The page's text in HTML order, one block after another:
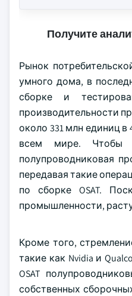
Получите
Рынок
умного дома, в
сборке и
производительности
около 331 млн единиц
всем мире. Чтобы
полупроводниковая
передавая такие
по сборке OSAT.
промышленности,
Кроме того,
такие как Nvidia и
OSAT
собственных